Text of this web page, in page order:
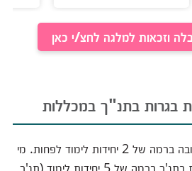
וזכאות למלגה לחצ/י כאן
בגרות בתנ"ך במכללות
בגרות בתנ'ך היא בגרות חובה ברמה של 2 יחידות לימוד לפחות. מי